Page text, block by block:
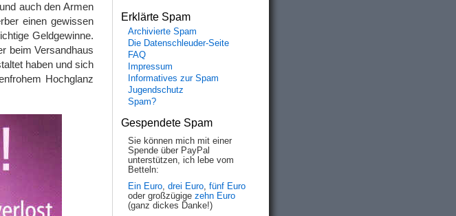
auch den Armen
einen gewissen
Geldgewinne.
beim Versandhaus
haben und sich
Hochglanz
Erklärte Spam
Archivierte Spam
Die Datenschleuder-Seite
FAQ
Impressum
Informatives zur Spam
Jugendschutz
Spam?
Gespendete Spam
Sie können mich mit einer
Spende über PayPal
unterstützen, ich lebe vom
Betteln:
Ein Euro, drei Euro, fünf Euro
oder großzügige zehn Euro
(ganz dickes Danke!)